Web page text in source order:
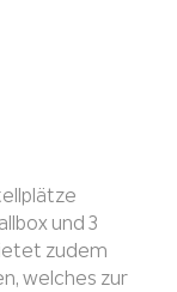
und 3
zudem
welches zur